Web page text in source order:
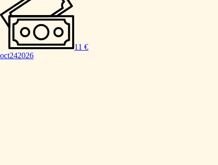
11 €
oct242026